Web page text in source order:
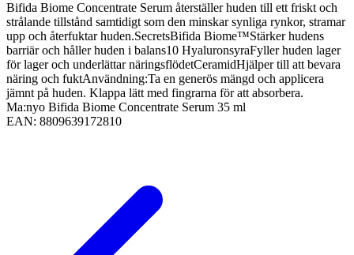
Bifida Biome Concentrate Serum återställer huden till ett friskt och
strålande tillstånd samtidigt som den minskar synliga rynkor, stramar
upp och återfuktar huden.SecretsBifida Biome™Stärker hudens
barriär och håller huden i balans10 HyaluronsyraFyller huden lager
för lager och underlättar näringsflödetCeramidHjälper till att bevara
näring och fuktAnvändning:Ta en generös mängd och applicera
jämnt på huden. Klappa lätt med fingrarna för att absorbera.
Ma:nyo Bifida Biome Concentrate Serum 35 ml
EAN: 8809639172810